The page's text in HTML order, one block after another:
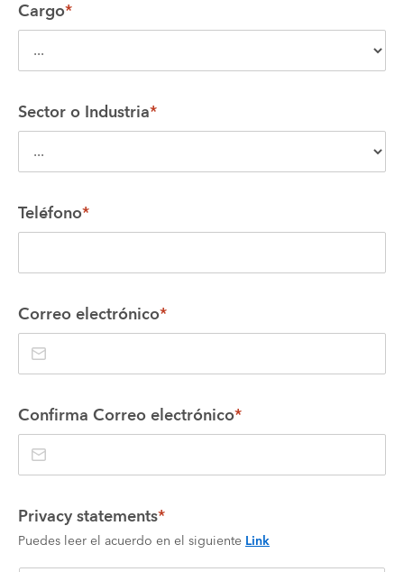
Cargo*
Sector o Industria*
Teléfono*
Correo electrónico*
Confirma Correo electrónico*
Privacy statements*
Puedes leer el acuerdo en el siguiente Link